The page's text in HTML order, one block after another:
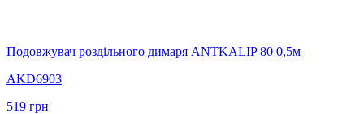
Подовжувач роздільного димаря ANTKALIP 80 0,5м
AKD6903
519 грн